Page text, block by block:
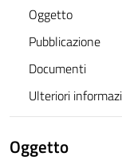
Oggetto
Pubblicazione
Documenti
Ulteriori
Oggetto